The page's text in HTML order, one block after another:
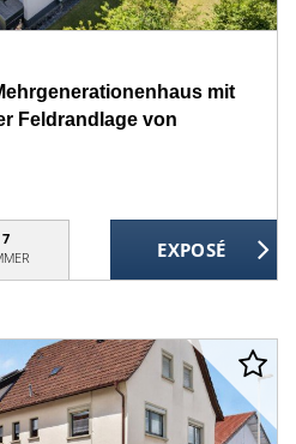
mit
Feldrandlage von
7